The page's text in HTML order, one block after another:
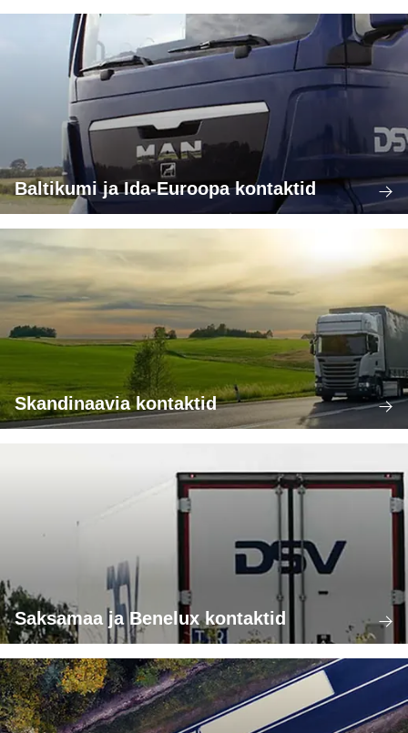
Baltikumi ja Ida-Euroopa kontaktid
Skandinaavia kontaktid
Saksamaa ja Benelux kontaktid